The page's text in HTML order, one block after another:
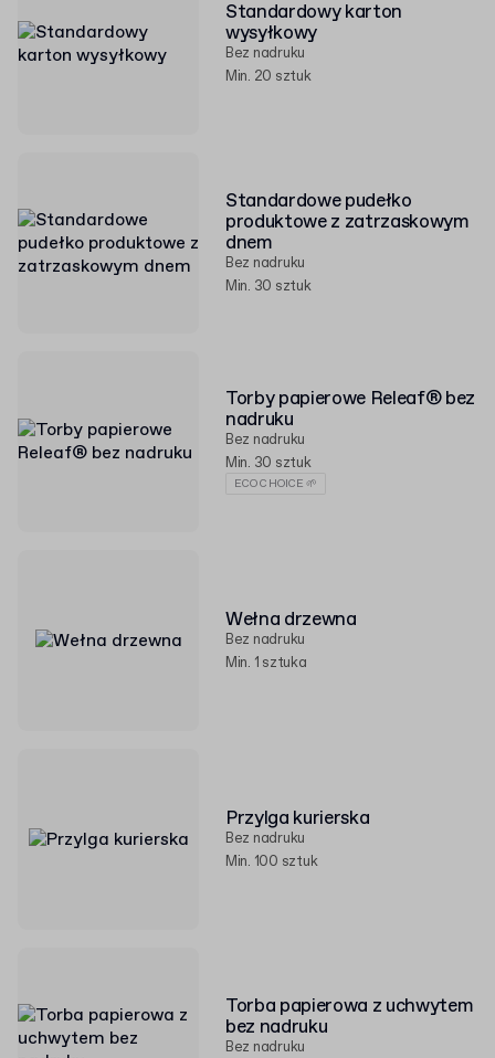
Standardowy karton
wysyłkowy
Bez nadruku
Min. 20 sztuk
Standardowe pudełko
produktowe z zatrzaskowym
dnem
Bez nadruku
Min. 30 sztuk
Torby papierowe Releaf® bez
nadruku
Bez nadruku
Min. 30 sztuk
ECO CHOICE 🌱
Wełna drzewna
Bez nadruku
Min. 1 sztuka
Przylga kurierska
Bez nadruku
Min. 100 sztuk
Torba papierowa z uchwytem
bez nadruku
Bez nadruku